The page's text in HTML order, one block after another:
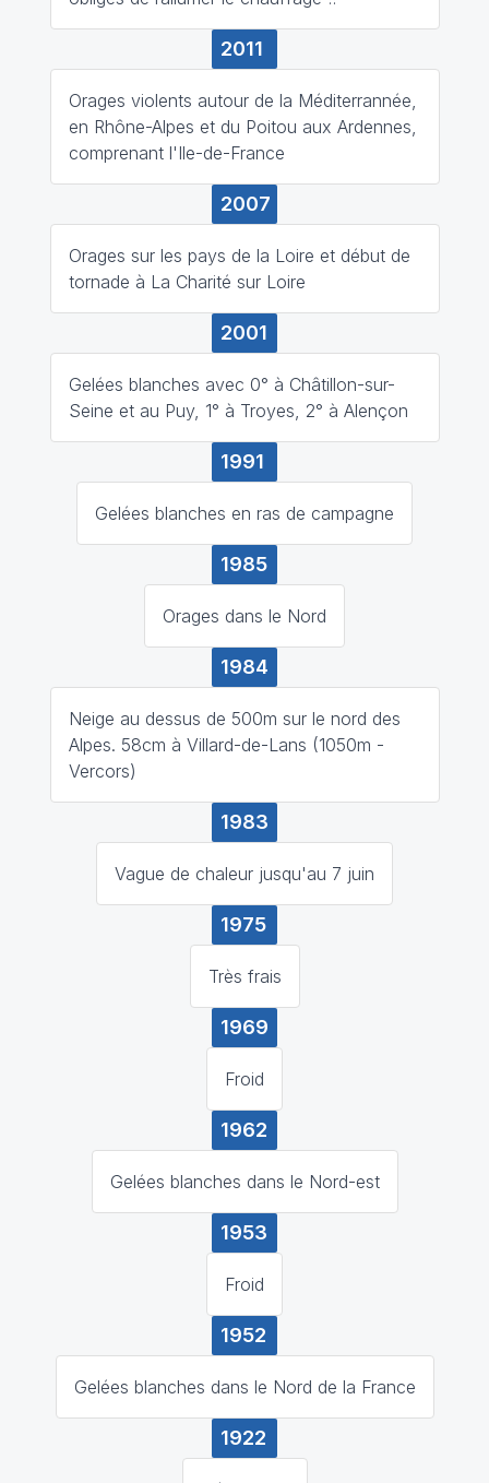
2011
Orages violents autour de la Méditerrannée,
en Rhône-Alpes et du Poitou aux Ardennes,
comprenant l'Ile-de-France
2007
Orages sur les pays de la Loire et début de
tornade à La Charité sur Loire
2001
Gelées blanches avec 0° à Châtillon-sur-
Seine et au Puy, 1° à Troyes, 2° à Alençon
1991
Gelées blanches en ras de campagne
1985
Orages dans le Nord
1984
Neige au dessus de 500m sur le nord des
Alpes. 58cm à Villard-de-Lans (1050m -
Vercors)
1983
Vague de chaleur jusqu'au 7 juin
1975
Très frais
1969
Froid
1962
Gelées blanches dans le Nord-est
1953
Froid
1952
Gelées blanches dans le Nord de la France
1922